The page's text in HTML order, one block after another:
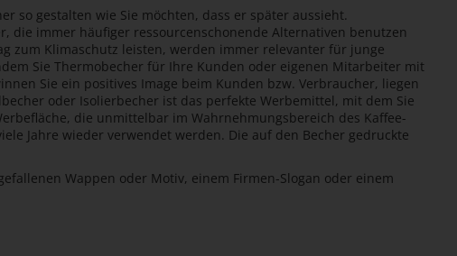
so gestalten wie Sie möchten, dass er später aussieht.
die immer häufiger ressourcenschonende Alternativen benutzen
zum Klimaschutz leisten, werden immer relevanter für junge
Sie Thermobecher für Ihre Kunden oder eigenen Mitarbeiter mit
Sie ein positives Image beim Kunden bzw. Verbraucher, liegen
oder Isolierbecher ist das perfekte Werbemittel, mit dem Sie
die unmittelbar im Wahrnehmungsbereich des Kaffee-
Jahre wieder verwendet werden. Die auf den Becher gedruckte
Wappen oder Motiv, einem Firmen-Slogan oder einem